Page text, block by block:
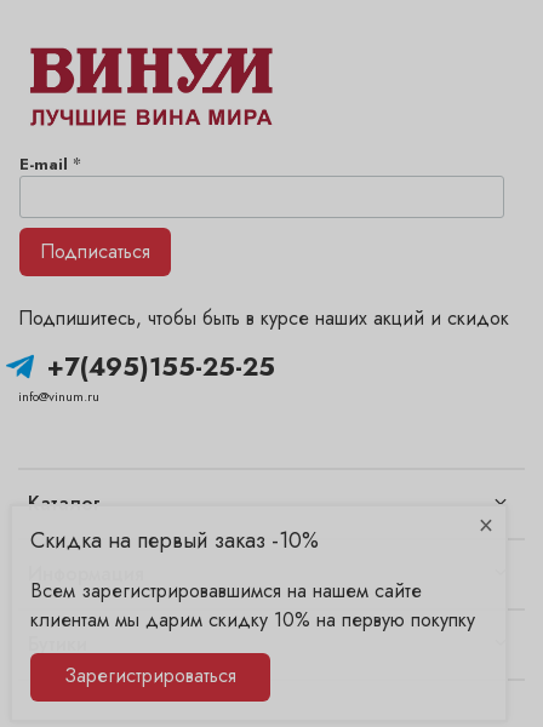
Каталог
+7(495)155-25-25
info@vinum.ru
Подпишитесь, чтобы быть в курсе наших акций и скидок
E-mail *
Подписаться
×
Скидка на первый заказ -10%
Всем зарегистрировавшимся на нашем сайте
клиентам мы дарим скидку 10% на первую покупку
Зарегистрироваться